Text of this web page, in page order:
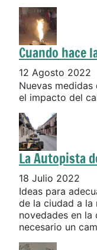
Cuando hace
12 Agosto 2022
Nuevas
el impacto del
La Autopista
18 Julio 2022
Ideas para
de la ciudad a la
novedades en la
necesario un